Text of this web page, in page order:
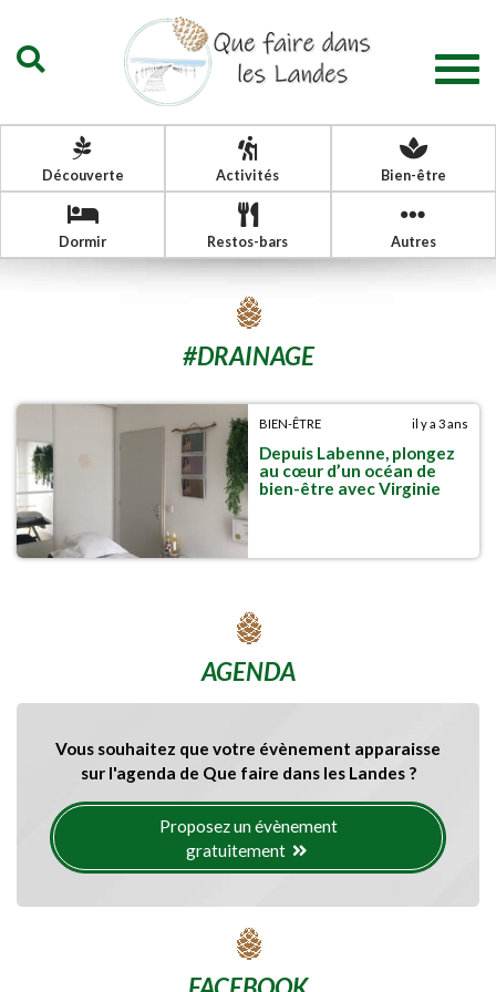
Découverte Activités Bien-être
Dormir Restos-bars Autres
#DRAINAGE
BIEN-ÊTRE il y a 3 ans
Depuis Labenne, plongez
au cœur d’un océan de
bien-être avec Virginie
AGENDA
Vous souhaitez que votre évènement apparaisse
sur l'agenda de Que faire dans les Landes ?
Proposez un évènement
gratuitement